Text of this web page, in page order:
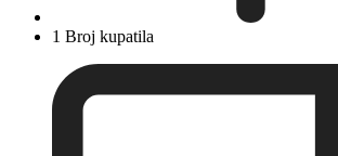
1 Broj kupatila